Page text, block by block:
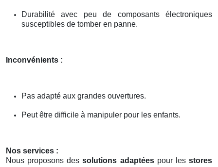
Durabilité avec peu de composants électroniques
susceptibles de tomber en panne.
Inconvénients :
Pas adapté aux grandes ouvertures.
Peut être difficile à manipuler pour les enfants.
Nos services :
Nous proposons dessolutions adaptéespour lesstores